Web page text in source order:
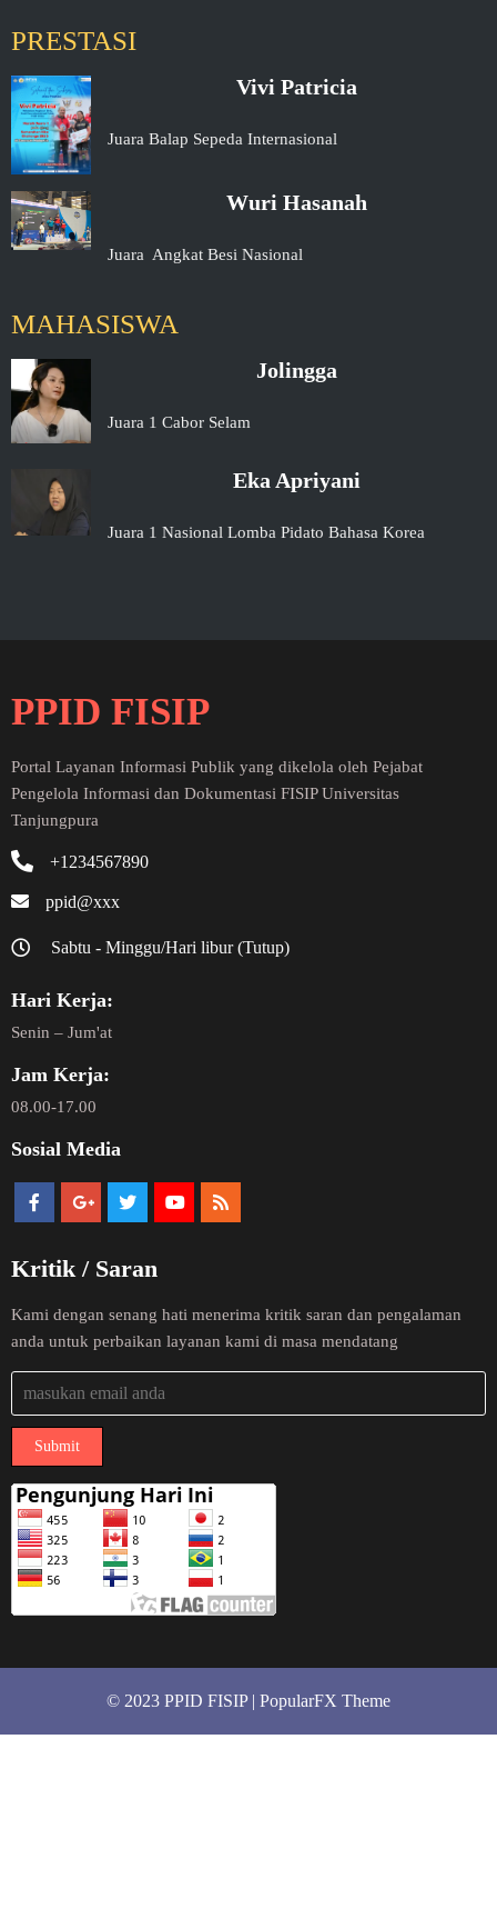
PRESTASI
Vivi Patricia
Juara Balap Sepeda Internasional
Wuri Hasanah
Juara Angkat Besi Nasional
MAHASISWA
Jolingga
Juara 1 Cabor Selam
Eka Apriyani
Juara 1 Nasional Lomba Pidato Bahasa Korea
PPID FISIP
Portal Layanan Informasi Publik yang dikelola oleh Pejabat
Pengelola Informasi dan Dokumentasi FISIP Universitas
Tanjungpura
+1234567890
ppid@xxx
Sabtu - Minggu/Hari libur (Tutup)
Hari Kerja:
Senin – Jum'at
Jam Kerja:
08.00-17.00
Sosial Media
Kritik / Saran
Kami dengan senang hati menerima kritik saran dan pengalaman
anda untuk perbaikan layanan kami di masa mendatang
Submit
© 2023 PPID FISIP | PopularFX Theme